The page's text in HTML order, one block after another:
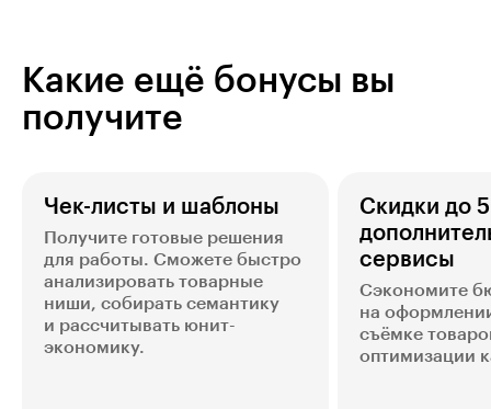
Какие ещё бонусы вы
получите
Чек-листы и шаблоны
Получите готовые решения
для работы. Сможете быстро
анализировать товарные
ниши, собирать семантику
и рассчитывать юнит-
экономику.
Скидки до
сервисы
Сэкономите
на
съёмке
оптимизации